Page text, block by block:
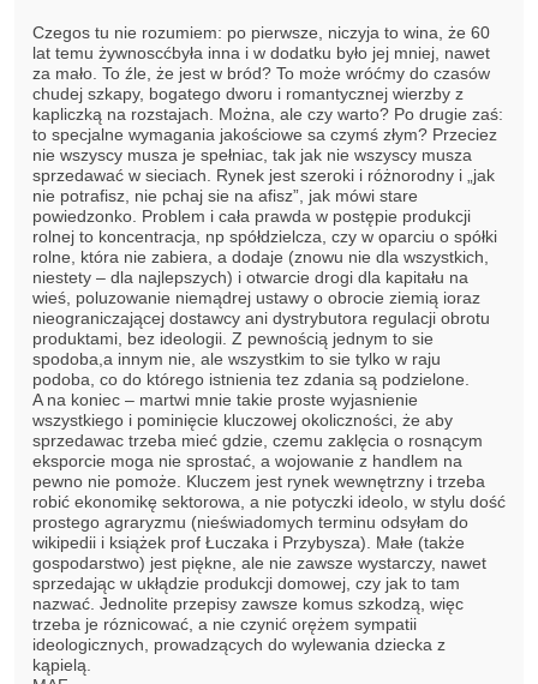
Czegos tu nie rozumiem: po pierwsze, niczyja to wina, że 60
lat temu żywnoscćbyła inna i w dodatku było jej mniej, nawet
za mało. To źle, że jest w bród? To może wróćmy do czasów
chudej szkapy, bogatego dworu i romantycznej wierzby z
kapliczką na rozstajach. Można, ale czy warto? Po drugie zaś:
to specjalne wymagania jakościowe sa czymś złym? Przeciez
nie wszyscy musza je spełniac, tak jak nie wszyscy musza
sprzedawać w sieciach. Rynek jest szeroki i różnorodny i „jak
nie potrafisz, nie pchaj sie na afisz”, jak mówi stare
powiedzonko. Problem i cała prawda w postępie produkcji
rolnej to koncentracja, np spółdzielcza, czy w oparciu o spółki
rolne, która nie zabiera, a dodaje (znowu nie dla wszystkich,
niestety – dla najlepszych) i otwarcie drogi dla kapitału na
wieś, poluzowanie niemądrej ustawy o obrocie ziemią ioraz
nieograniczającej dostawcy ani dystrybutora regulacji obrotu
produktami, bez ideologii. Z pewnością jednym to sie
spodoba,a innym nie, ale wszystkim to sie tylko w raju
podoba, co do którego istnienia tez zdania są podzielone.
A na koniec – martwi mnie takie proste wyjasnienie
wszystkiego i pominięcie kluczowej okoliczności, że aby
sprzedawac trzeba mieć gdzie, czemu zaklęcia o rosnącym
eksporcie moga nie sprostać, a wojowanie z handlem na
pewno nie pomoże. Kluczem jest rynek wewnętrzny i trzeba
robić ekonomikę sektorowa, a nie potyczki ideolo, w stylu dość
prostego agraryzmu (nieświadomych terminu odsyłam do
wikipedii i książek prof Łuczaka i Przybysza). Małe (także
gospodarstwo) jest piękne, ale nie zawsze wystarczy, nawet
sprzedając w ukłądzie produkcji domowej, czy jak to tam
nazwać. Jednolite przepisy zawsze komus szkodzą, więc
trzeba je róznicować, a nie czynić orężem sympatii
ideologicznych, prowadzących do wylewania dziecka z
kąpielą.